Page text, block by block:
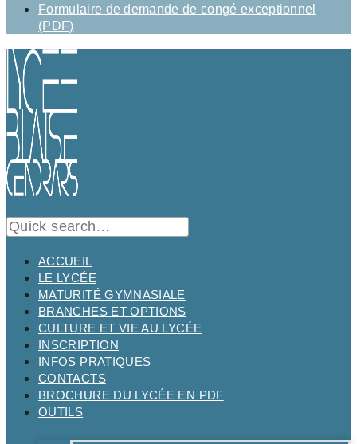
Formulaire de demande de congé exceptionnel
(PDF)
ACCUEIL
LE LYCÉE
MATURITÉ GYMNASIALE
BRANCHES ET OPTIONS
CULTURE ET VIE AU LYCÉE
INSCRIPTION
INFOS PRATIQUES
CONTACTS
BROCHURE DU LYCÉE EN PDF
OUTILS